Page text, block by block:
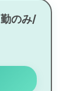
のみ/